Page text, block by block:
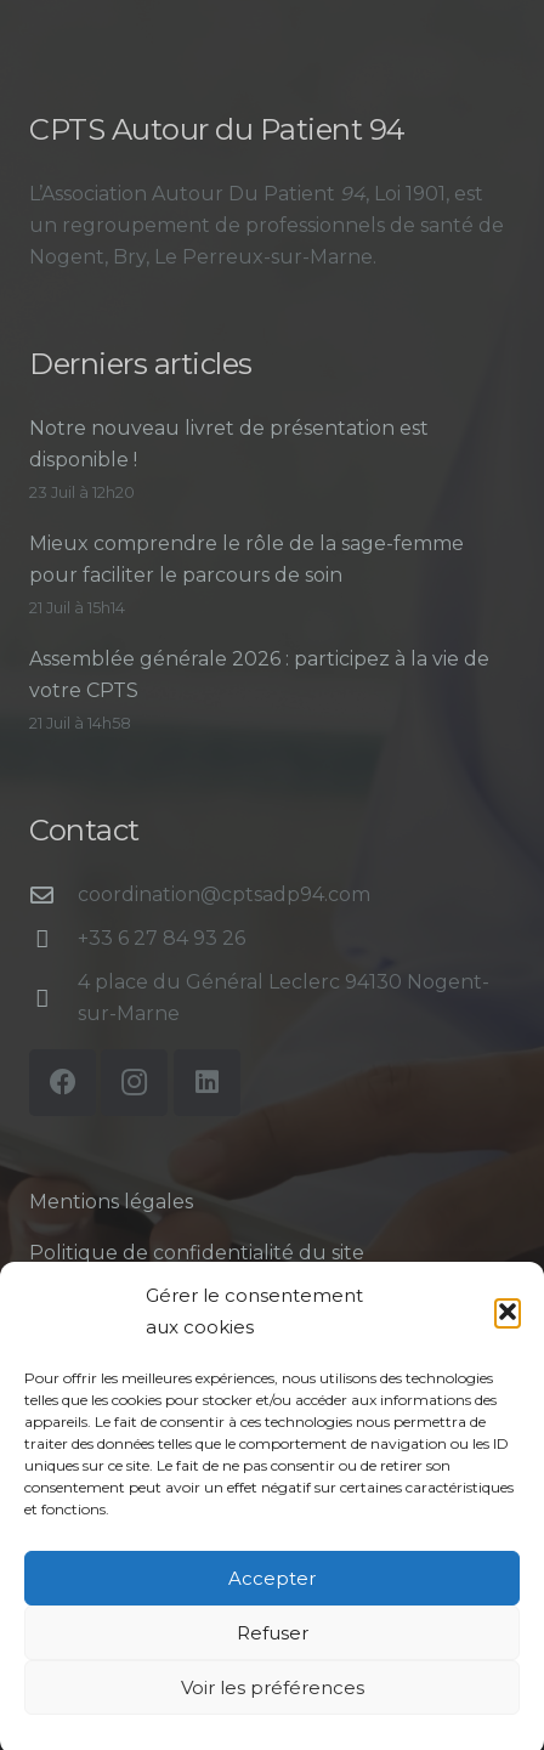
Gérer le consentement
aux cookies
Pour offrir les meilleures expériences, nous utilisons des technologies
telles que les cookies pour stocker et/ou accéder aux informations des
appareils. Le fait de consentir à ces technologies nous permettra de
traiter des données telles que le comportement de navigation ou les ID
uniques sur ce site. Le fait de ne pas consentir ou de retirer son
consentement peut avoir un effet négatif sur certaines caractéristiques
et fonctions.
Accepter
Refuser
Voir les préférences
CPTS Autour du Patient 94
L’Association Autour Du Patient 94, Loi 1901, est
un regroupement de professionnels de santé de
Nogent, Bry, Le Perreux-sur-Marne.
Derniers articles
Notre nouveau livret de présentation est
disponible !
23 Juil à 12h20
Mieux comprendre le rôle de la sage-femme
pour faciliter le parcours de soin
21 Juil à 15h14
Assemblée générale 2026 : participez à la vie de
votre CPTS
21 Juil à 14h58
Contact
coordination@cptsadp94.com
+33 6 27 84 93 26
4 place du Général Leclerc 94130 Nogent-
sur-Marne
Mentions légales
Politique de confidentialité du site
Politique de protection des données de la CPTS
Votre CPTS
Professionnels de santé